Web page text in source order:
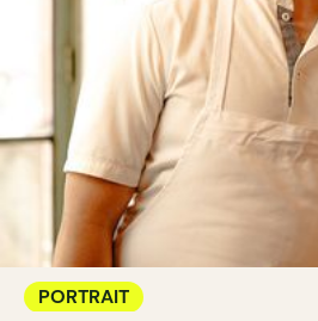
PORTRAIT